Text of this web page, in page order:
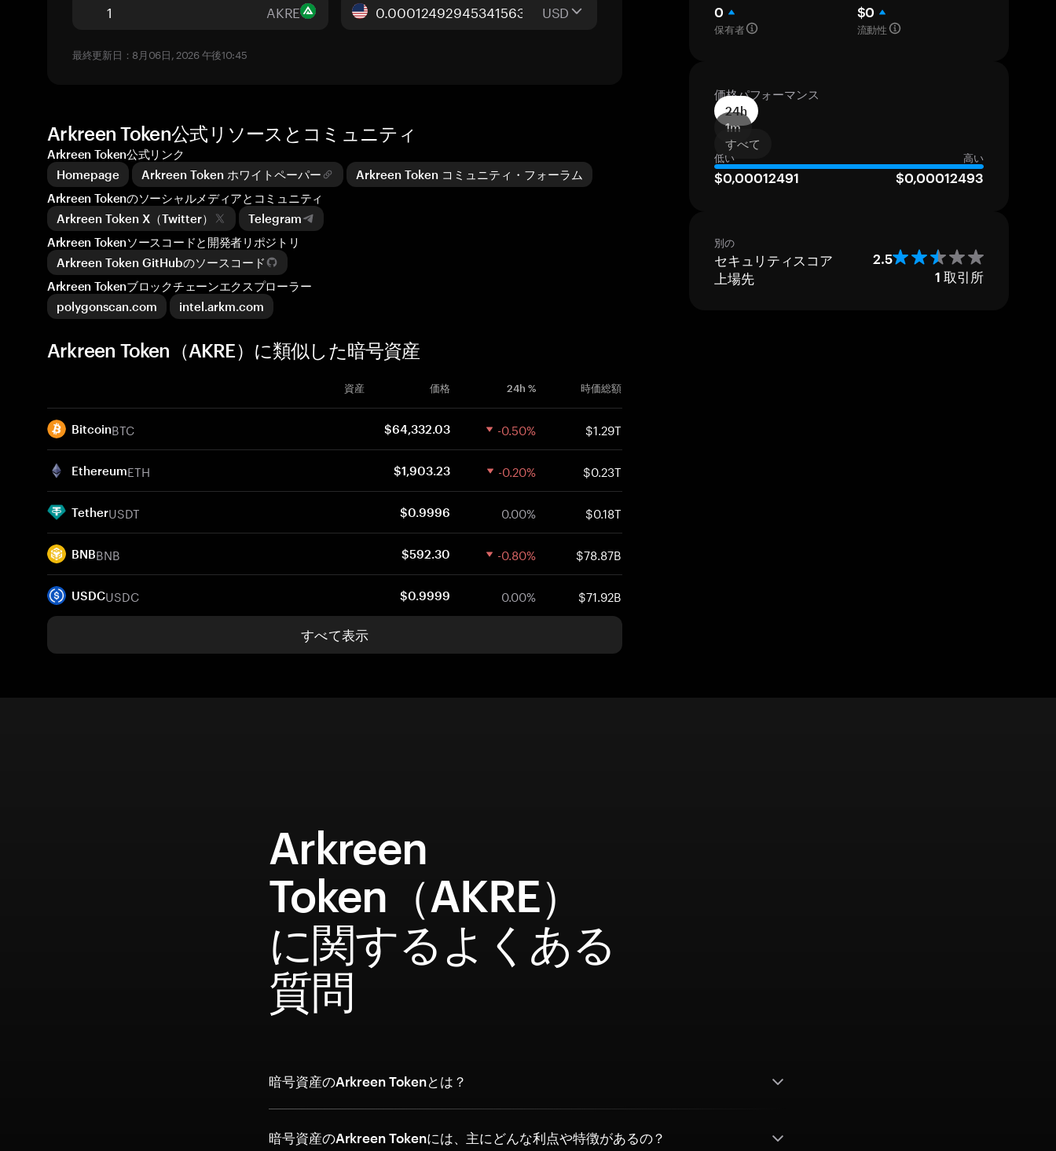
AKRE USD
最終更新日：8月06日, 2026 午後10:45
0
保有者
$0
流動性
価格パフォーマンス
24h
1m
すべて
低い 高い
$0,00012491 $0,00012493
別の
セキュリティスコア 2.5
上場先 1 取引所
Arkreen Token公式リソースとコミュニティ
Arkreen Token公式リンク
Homepage
Arkreen Token ホワイトペーパー
Arkreen Token コミュニティ・フォーラム
Arkreen Tokenのソーシャルメディアとコミュニティ
Arkreen Token X（Twitter）
Telegram
Arkreen Tokenソースコードと開発者リポジトリ
Arkreen Token GitHubのソースコード
Arkreen Tokenブロックチェーンエクスプローラー
polygonscan.com
intel.arkm.com
Arkreen Token（AKRE）に類似した暗号資産
資産 価格 24h % 時価総額
BitcoinBTC $64,332.03 -0.50% $1.29T
EthereumETH $1,903.23 -0.20% $0.23T
TetherUSDT $0.9996 0.00% $0.18T
BNBBNB $592.30 -0.80% $78.87B
USDCUSDC $0.9999 0.00% $71.92B
すべて表示
Arkreen
Token（AKRE）
に関するよくある
質問
暗号資産のArkreen Tokenとは？
暗号資産のArkreen Tokenには、主にどんな利点や特徴があるの？